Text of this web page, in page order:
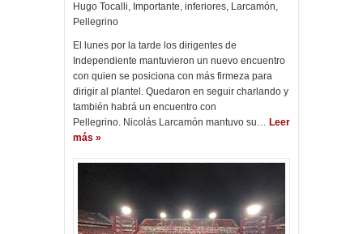
Hugo Tocalli, Importante, inferiores, Larcamón,
Pellegrino
El lunes por la tarde los dirigentes de
Independiente mantuvieron un nuevo encuentro
con quien se posiciona con más firmeza para
dirigir al plantel. Quedaron en seguir charlando y
también habrá un encuentro con
Pellegrino. Nicolás Larcamón mantuvo su… Leer
más »